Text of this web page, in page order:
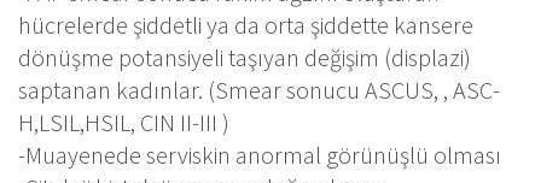
hücrelerde şiddetli ya da orta şiddette kansere
dönüşme potansiyeli taşıyan değişim (displazi)
saptanan kadınlar. (Smear sonucu ASCUS, , ASC-
H,LSIL,HSIL, CIN II-III )
-Muayenede serviskin anormal görünüşlü olması